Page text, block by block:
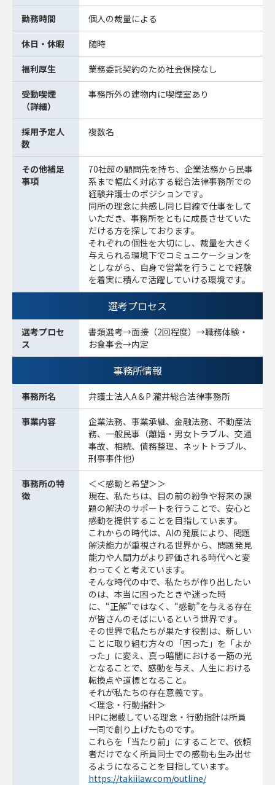
勤務時間 個人の裁量による
休日・休暇 随時
福利厚生 業務委託契約のため社会保険なし
受動喫煙
（詳細）
事務所外の建物内に喫煙室あり
採用予定人
数
複数名
その他補足
事項
70社超の顧問先を持ち、企業法務から民事
系まで幅広く対応する総合法律事務所での
経験弁護士のポジションです。
同所の理念に共感し同じ目線で仕事をして
いただき、事務所をともに成長させていた
だける方を探しております。
それぞれの個性を大切にし、裁量を大きく
与えられる環境下でコミュニケーションを
としながら、自身で営業を行うことで経験
を着実に積んで活躍していける環境です。
選考プロセス
選考プロセ
ス
書類選考→面接（2回程度）→職務体験・
お食事会→内定
事務所情報
事務所名 弁護士法人A＆P 瀧井総合法律事務所
事業内容
企業法務、事業承継、金融法務、不動産法
務、一般民事（離婚・男女トラブル、交通
事故、相続、債務整理、ネットトラブル、
刑事事件他）
事務所の特
徴
＜＜感動と希望＞＞
現在、私たちは、目の前の紛争や将来の課
題の解決のサポートを行うことで、安心と
感動を提供することを目指しています。
これからの時代は、AIの発展により、問題
解決能力が重視される世界から、問題発見
能力や人間力がより評価される時代へと変
わってくと考えています。
そんな時代の中で、私たちが作り出したい
のは、本当に困ったときや迷った時
に、“正解”ではなく、“感動”を与える存在
が皆さんのそばにいるという世界です。
その世界で私たちが果たす役割は、新しい
ことに取り組む方々の「困った」を「よか
った」に変え、真っ暗闇における一筋の光
となることで、感動を与え、人生における
転換点や道標となること。
それが私たちの存在意義です。
＜理念・行動指針＞
HPに掲載している理念・行動指針は所員
一同で創り上げたものです。
これらを「当たり前」にすることで、依頼
者だけでなく所員同士での感動も生み出せ
るようになることを目指しています。
https://takiilaw.com/outline/